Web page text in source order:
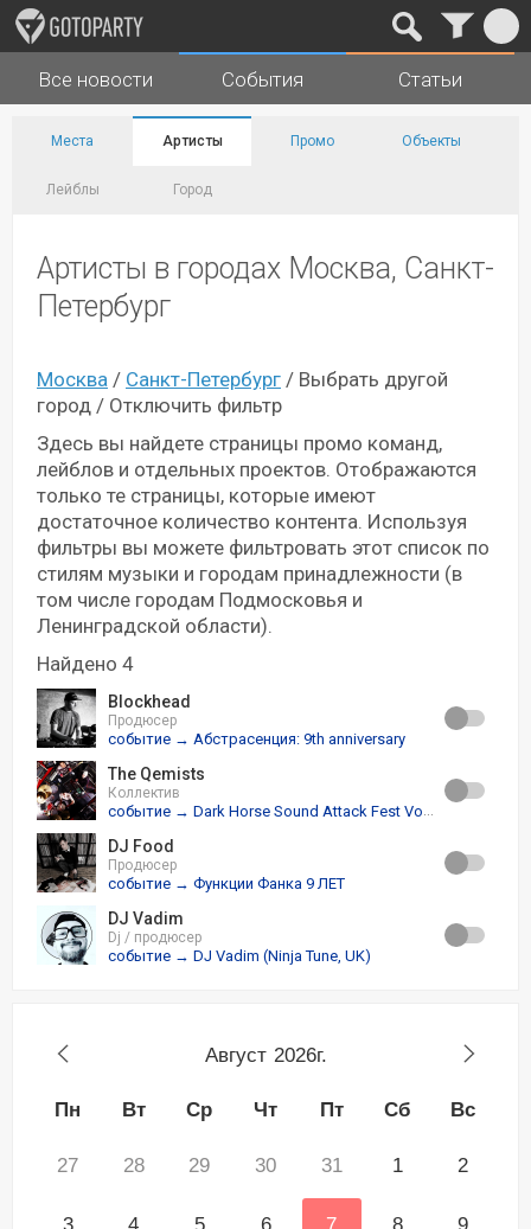
Города Музыка
Все новости События Статьи
Места Артисты Промо Объекты
Лейблы Город
Артисты в городах Москва, Санкт-
Петербург
Москва / Санкт-Петербург / Выбрать другой
город / Отключить фильтр
Здесь вы найдете страницы промо команд,
лейблов и отдельных проектов. Отображаются
только те страницы, которые имеют
достаточное количество контента. Используя
фильтры вы можете фильтровать этот список по
стилям музыки и городам принадлежности (в
том числе городам Подмосковья и
Ленинградской области).
Найдено 4
Blockhead
Продюсер
событие → Абстрасенция: 9th anniversary
The Qemists
Коллектив
событие → Dark Horse Sound Attack Fest Vol.1
DJ Food
Продюсер
событие → Функции Фанка 9 ЛЕТ
DJ Vadim
Dj / продюсер
событие → DJ Vadim (Ninja Tune, UK)
Август 2026г.
Пн Вт Ср Чт Пт Сб Вс
27 28 29 30 31 1 2